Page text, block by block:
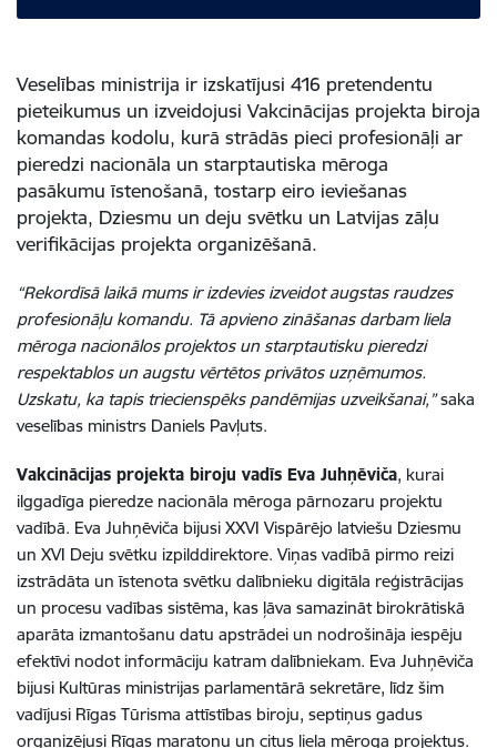
Veselības ministrija ir izskatījusi 416 pretendentu
pieteikumus un izveidojusi Vakcinācijas projekta biroja
komandas kodolu, kurā strādās pieci profesionāļi ar
pieredzi nacionāla un starptautiska mēroga
pasākumu īstenošanā, tostarp eiro ieviešanas
projekta, Dziesmu un deju svētku un Latvijas zāļu
verifikācijas projekta organizēšanā.
“Rekordīsā laikā mums ir izdevies izveidot augstas raudzes
profesionāļu komandu. Tā apvieno zināšanas darbam liela
mēroga nacionālos projektos un starptautisku pieredzi
respektablos un augstu vērtētos privātos uzņēmumos.
Uzskatu, ka tapis triecienspēks pandēmijas uzveikšanai,”saka
veselības ministrs Daniels Pavļuts.
Vakcinācijas projekta biroju vadīs Eva Juhņēviča, kurai
ilggadīga pieredze nacionāla mēroga pārnozaru projektu
vadībā. Eva Juhņēviča bijusi XXVI Vispārējo latviešu Dziesmu
un XVI Deju svētku izpilddirektore. Viņas vadībā pirmo reizi
izstrādāta un īstenota svētku dalībnieku digitāla reģistrācijas
un procesu vadības sistēma, kas ļāva samazināt birokrātiskā
aparāta izmantošanu datu apstrādei un nodrošināja iespēju
efektīvi nodot informāciju katram dalībniekam. Eva Juhņēviča
bijusi Kultūras ministrijas parlamentārā sekretāre, līdz šim
vadījusi Rīgas Tūrisma attīstības biroju, septiņus gadus
organizējusi Rīgas maratonu un citus liela mēroga projektus.